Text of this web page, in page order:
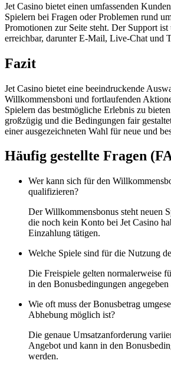
Jet Casino bietet einen umfassenden
Spielern bei Fragen oder Problemen rund
Promotionen zur Seite steht. Der Support
erreichbar, darunter E-Mail, Live-Chat und
Fazit
Jet Casino bietet eine beeindruckende
Willkommensboni und fortlaufenden
Spielern das bestmögliche Erlebnis zu
großzügig und die Bedingungen fair
einer ausgezeichneten Wahl für neue und
Häufig gestellte Fragen
Wer kann sich für den
qualifizieren?
Der Willkommensbonus steht neuen
die noch kein Konto bei Jet Casino
Einzahlung tätigen.
Welche Spiele sind für die Nutzung
Die Freispiele gelten normalerweise
in den Bonusbedingungen angegeben
Wie oft muss der Bonusbetrag
Abhebung möglich ist?
Die genaue Umsatzanforderung
Angebot und kann in den
werden.